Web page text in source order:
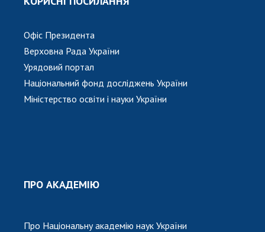
Офіс Президента
Верховна Рада України
Урядовий портал
Національний фонд досліджень України
Міністерство освіти і науки України
ПРО АКАДЕМІЮ
Про Національну академію наук України